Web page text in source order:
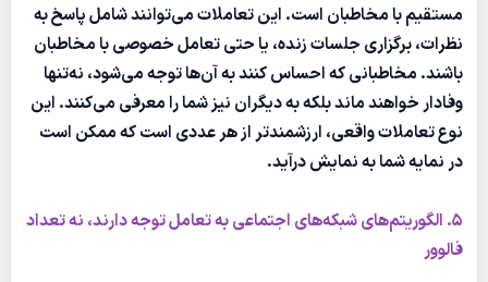
مستقیم با مخاطبان است. این تعاملات می‌توانند شامل پاسخ به
نظرات، برگزاری جلسات زنده، یا حتی تعامل خصوصی با مخاطبان
باشند. مخاطبانی که احساس کنند به آن‌ها توجه می‌شود، نه‌تنها
وفادار خواهند ماند بلکه به دیگران نیز شما را معرفی می‌کنند. این
نوع تعاملات واقعی، ارزشمندتر از هر عددی است که ممکن است
در نمایه شما به نمایش درآید.
5. الگوریتم‌های شبکه‌های اجتماعی به تعامل توجه دارند، نه تعداد
فالوور